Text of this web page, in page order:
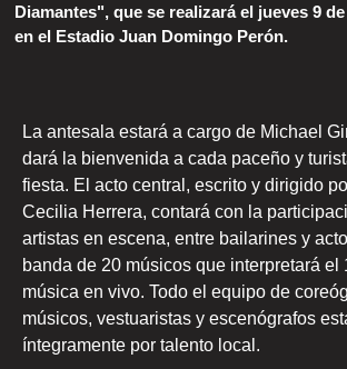
Diamantes", que se realizará el jueves 9
en el Estadio Juan Domingo Perón.
La antesala estará a cargo de Michael
dará la bienvenida a cada paceño y
fiesta. El acto central, escrito y dirigido
Cecilia Herrera, contará con la
artistas en escena, entre bailarines y
banda de 20 músicos que interpretará el
música en vivo. Todo el equipo de
músicos, vestuaristas y escenógrafos
íntegramente por talento local.